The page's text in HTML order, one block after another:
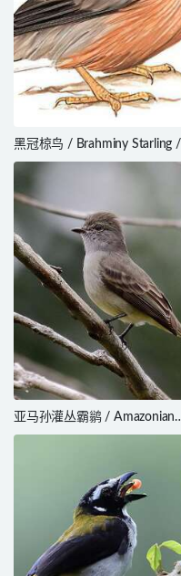
黑冠椋鸟 / Brahminy Starling /
Sturnia pagodarum
亚马孙灌丛霸鹟 / Amazonian
Scrub Flycatcher / Sublegatus